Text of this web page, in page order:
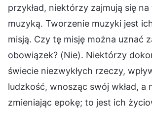
przykład, niektórzy zajmują się
muzyką. Tworzenie muzyki jest
misją. Czy tę misję można uznać
obowiązek? (Nie). Niektórzy
świecie niezwykłych rzeczy,
ludzkość, wnosząc swój wkład, a
zmieniając epokę; to jest ich